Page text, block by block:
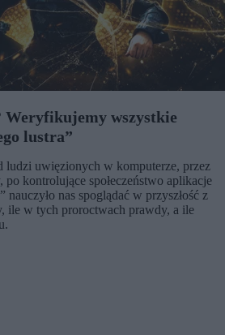
Weryfikujemy wszystkie
lustra”
ludzi uwięzionych w komputerze, przez
po kontrolujące społeczeństwo aplikacje
nauczyło nas spoglądać w przyszłość z
ile w tych proroctwach prawdy, a ile